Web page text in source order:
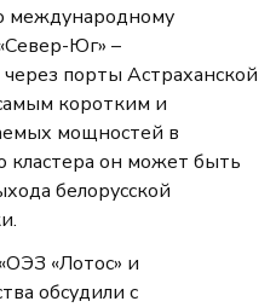
международному
Юг» –
порты Астраханской
коротким и
мощностей в
кластера он может быть
белорусской
«Лотос» и
обсудили с